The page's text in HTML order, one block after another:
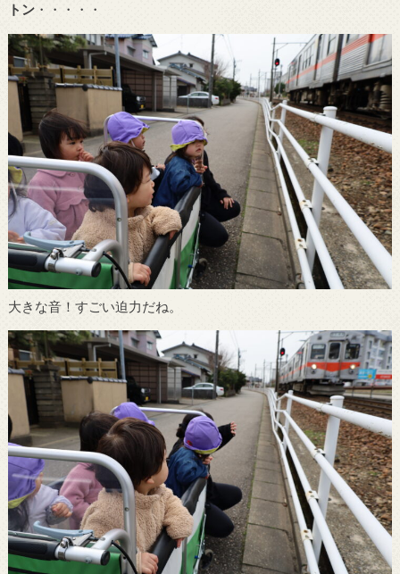
トン・・・・・
大きな音！すごい迫力だね。